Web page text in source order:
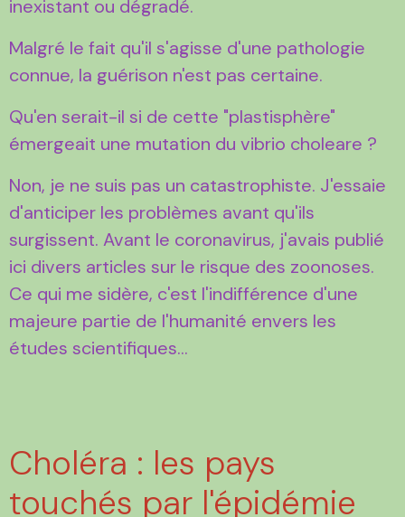
inexistant ou dégradé.
Malgré le fait qu'il s'agisse d'une pathologie
connue, la guérison n'est pas certaine.
Qu'en serait-il si de cette "plastisphère"
émergeait une mutation du vibrio choleare ?
Non, je ne suis pas un catastrophiste. J'essaie
d'anticiper les problèmes avant qu'ils
surgissent. Avant le coronavirus, j'avais publié
ici divers articles sur le risque des zoonoses.
Ce qui me sidère, c'est l'indifférence d'une
majeure partie de l'humanité envers les
études scientifiques...
Choléra : les pays
touchés par l'épidémie